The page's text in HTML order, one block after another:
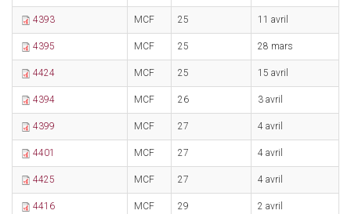
4393 MCF 25 11 avril
4395 MCF 25 28 mars
4424 MCF 25 15 avril
4394 MCF 26 3 avril
4399 MCF 27 4 avril
4401 MCF 27 4 avril
4425 MCF 27 4 avril
4416 MCF 29 2 avril